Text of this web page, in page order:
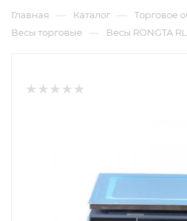
Главная — Каталог — Торговое
Весы торговые — Весы RONGTA